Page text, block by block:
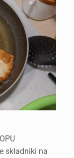
składniki na